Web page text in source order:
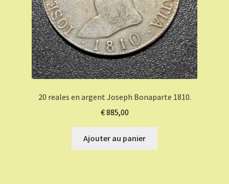
20 reales en argent Joseph Bonaparte 1810.
€885,00
Ajouter au panier